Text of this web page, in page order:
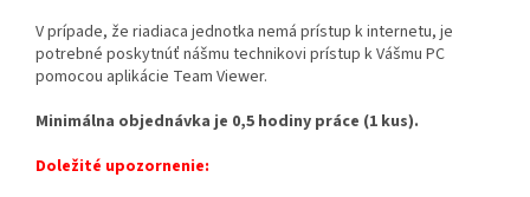
V prípade, že riadiaca jednotka nemá prístup k internetu, je
potrebné poskytnúť nášmu technikovi prístup k Vášmu PC
pomocou aplikácie Team Viewer.
Minimálna objednávka je 0,5 hodiny práce (1 kus).
Doležité upozornenie: